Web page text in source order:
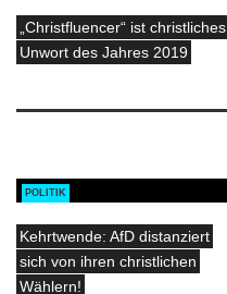
„Christfluencer“ ist christliches
Unwort des Jahres 2019
POLITIK
Kehrtwende: AfD distanziert
sich von ihren christlichen
Wählern!